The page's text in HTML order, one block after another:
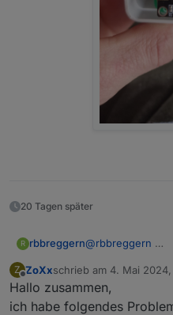
20 Tagen später
R rbbreggern@rbbreggern
Z
Offline
ZoXxschrieb am 4. Mai
zuletzt editiert von ZoXx
Hallo zusammen,
ich habe folgendes